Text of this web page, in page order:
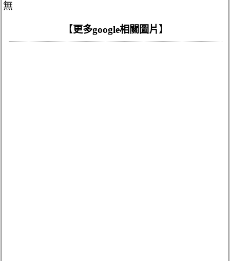
無
【更多google相關圖片】